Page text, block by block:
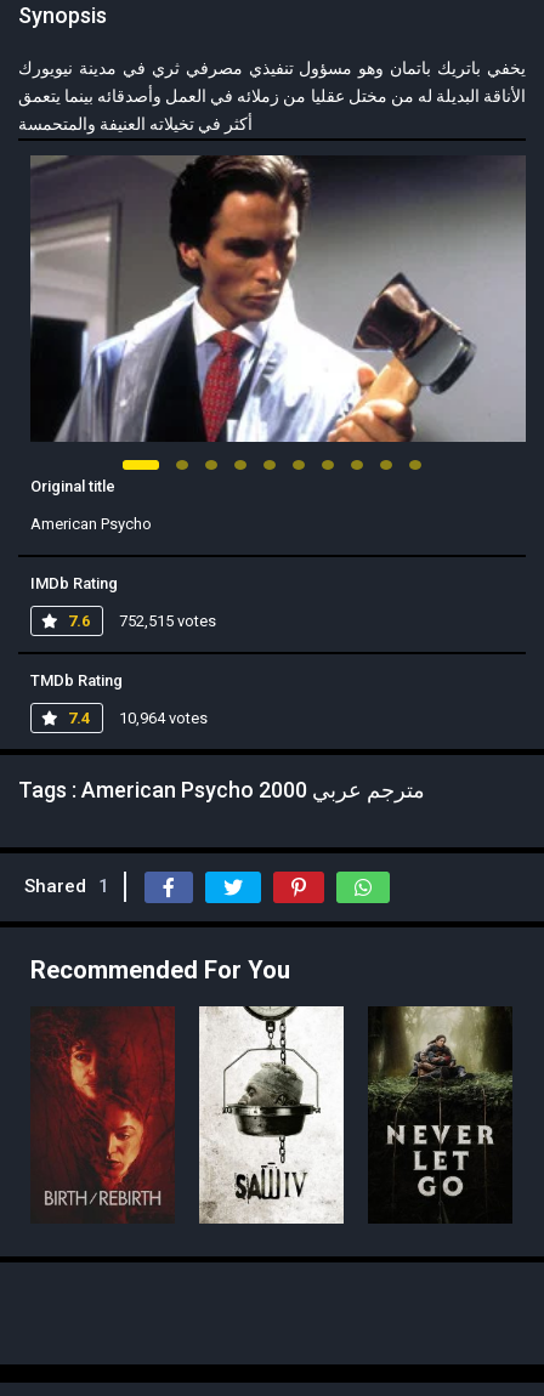
Synopsis
يخفي باتريك باتمان وهو مسؤول تنفيذي مصرفي ثري في مدينة نيويورك
الأناقة البديلة له من مختل عقليا من زملائه في العمل وأصدقائه بينما يتعمق
أكثر في تخيلاته العنيفة والمتحمسة
Original title
American Psycho
IMDb Rating
7.6 752,515 votes
TMDb Rating
7.4 10,964 votes
Tags : American Psycho 2000 مترجم عربي
Shared 1
Recommended For You